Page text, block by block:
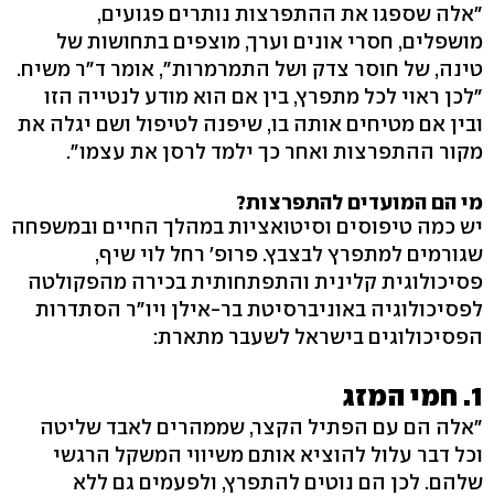
"אלה שספגו את ההתפרצות נותרים פגועים,
מושפלים, חסרי אונים וערך, מוצפים בתחושות של
טינה, של חוסר צדק ושל התמרמרות‭,"‬ אומר ד"ר משיח.
"לכן ראוי לכל מתפרץ, בין אם הוא מודע לנטייה הזו
ובין אם מטיחים אותה בו, שיפנה לטיפול ושם יגלה את
מקור ההתפרצות ואחר כך ילמד לרסן את עצמו‭."‬
מי הם המועדים להתפרצות?
יש כמה טיפוסים וסיטואציות במהלך החיים ובמשפחה
שגורמים למתפרץ לבצבץ. פרופ' רחל לוי שיף,
פסיכולוגית קלינית והתפתחותית בכירה מהפקולטה
לפסיכולוגיה באוניברסיטת בר-אילן ויו"ר הסתדרות
הפסיכולוגים בישראל לשעבר מתארת:
1. חמי המזג
"אלה הם עם הפתיל הקצר, שממהרים לאבד שליטה
וכל דבר עלול להוציא אותם משיווי המשקל הרגשי
שלהם. לכן הם נוטים להתפרץ, ולפעמים גם ללא